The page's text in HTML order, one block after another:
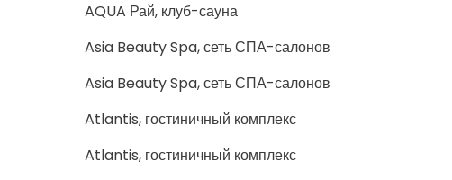
AQUA Рай, клуб-сауна
Asia Beauty Spa, сеть СПА-салонов
Asia Beauty Spa, сеть СПА-салонов
Atlantis, гостиничный комплекс
Atlantis, гостиничный комплекс